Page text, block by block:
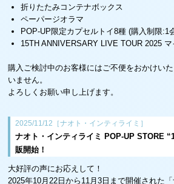
折りたたみコンテナボックス
ペーパージオラマ
POP-UP限定カプセルトイ8種 (購入制限:1
15TH ANNIVERSARY LIVE TOUR 2025
購入ご検討中のお客様にはご不便をおかけい
いません。
よろしくお願い申し上げます。
2025/11/12［ナオト・インティライミ］
ナオト・インティライミ POP-UP STORE
販開始！
大好評の声にお応えして！
2025年10月22日から11月3日まで開催された